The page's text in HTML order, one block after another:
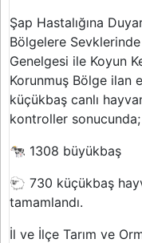
Şap Hastalığına
Bölgelere
Genelgesi ile Koyun
Korunmuş Bölge ilan
küçükbaş canlı
kontroller sonucunda;
🐄 1308 büyükbaş
🐑 730 küçükbaş
tamamlandı.
İl ve İlçe Tarım ve